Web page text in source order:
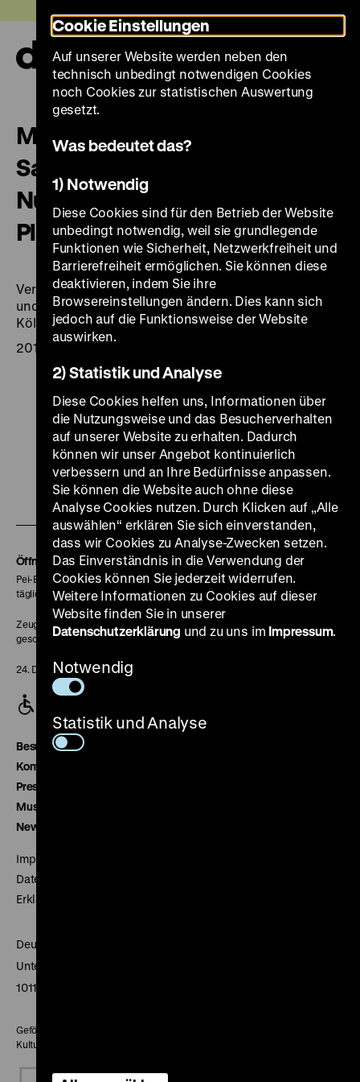
zum
Seiteninhalt
springen
Martina Homolka: „Welche
Sammlung passt zu einem
Null-/Niedrigenergiedepot? Ein
Plädoyer für mehr Luft“.
Veranstaltungsreihe: „Das grüne Museum. Effizienz
und Nachhaltigkeit in Museen“, Berlin, 28.09.2011;
Köln, 13.10.2011; München, 18.10.2011
2011
Zu
unserer
Instagram
Seite
Zu
unserer
YouTube
Seite
Zu
unserer
Facebook
Seite
Zu
unserer
LinkedIn
Seite
Seite
Zu
unserer
Soundcloud
Seite
Öffnungszeiten
Pei-Bau:
täglich 10-18 Uhr
Zeughaus:
geschlossen
24. Dezember geschlossen
Besucherservice
Kontakt
Presse
Museumsverein
Newsletter
Impressum
Datenschutz
Erklärung digitale Barrierefreiheit
Deutsches Historisches Museum
Unter den Linden 2
10117 Berlin
Gefördert mit Mitteln des Beauftragten der Bundesregierung für
Kultur und Medien
Cookie Einstellungen
Auf unserer Website werden neben den
technisch unbedingt notwendigen Cookies
noch Cookies zur statistischen Auswertung
gesetzt.
Was bedeutet das?
1) Notwendig
Diese Cookies sind für den Betrieb der Website
unbedingt notwendig, weil sie grundlegende
Funktionen wie Sicherheit, Netzwerkfreiheit und
Barrierefreiheit ermöglichen. Sie können diese
deaktivieren, indem Sie ihre
Browsereinstellungen ändern. Dies kann sich
jedoch auf die Funktionsweise der Website
auswirken.
2) Statistik und Analyse
Diese Cookies helfen uns, Informationen über
die Nutzungsweise und das Besucherverhalten
auf unserer Website zu erhalten. Dadurch
können wir unser Angebot kontinuierlich
verbessern und an Ihre Bedürfnisse anpassen.
Sie können die Website auch ohne diese
Analyse Cookies nutzen. Durch Klicken auf „Alle
auswählen“ erklären Sie sich einverstanden,
dass wir Cookies zu Analyse-Zwecken setzen.
Das Einverständnis in die Verwendung der
Cookies können Sie jederzeit widerrufen.
Weitere Informationen zu Cookies auf dieser
Website finden Sie in unserer
Datenschutzerklärung und zu uns im Impressum.
Notwendig
Statistik und Analyse